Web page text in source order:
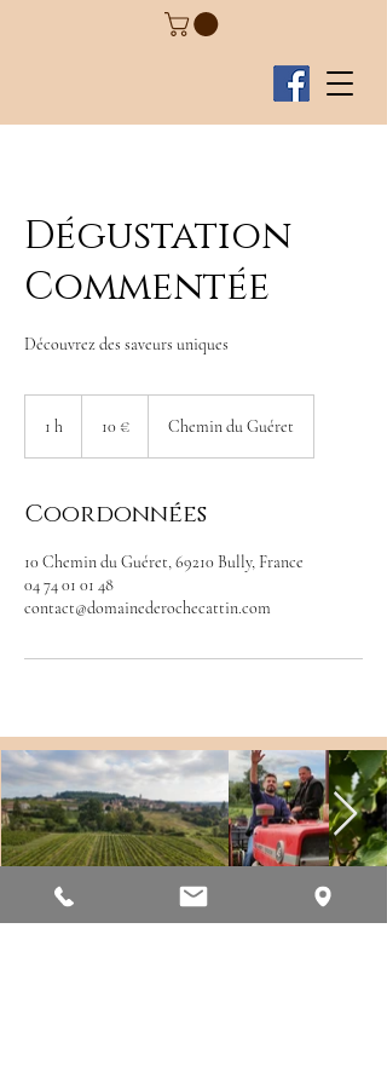
Dégustation
Commentée
Découvrez des saveurs uniques
1 h 10 € Chemin du Guéret
Coordonnées
10 Chemin du Guéret, 69210 Bully, France
04 74 01 01 48
contact@domainederochecattin.com